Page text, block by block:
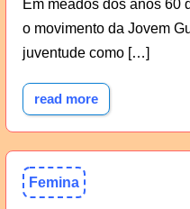
Em meados dos anos 60
o movimento da Jovem
juventude como […]
read more
Femina